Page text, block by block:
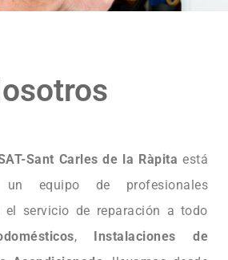
Sant Carles de la Ràpita está
un equipo de profesionales
el servicio de reparación a todo
, Instalaciones de